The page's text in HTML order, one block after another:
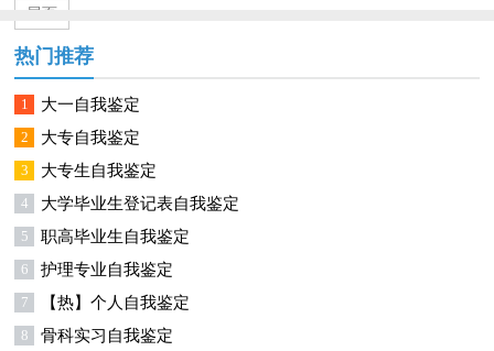
尾页
热门推荐
1 大一自我鉴定
2 大专自我鉴定
3 大专生自我鉴定
4 大学毕业生登记表自我鉴定
5 职高毕业生自我鉴定
6 护理专业自我鉴定
7 【热】个人自我鉴定
8 骨科实习自我鉴定